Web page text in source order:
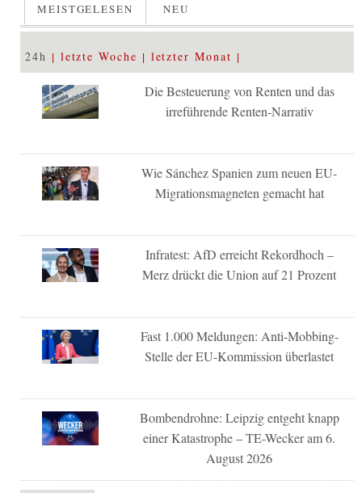
MEISTGELESEN NEU
24h letzte Woche letzter Monat
Die Besteuerung von Renten und das
irreführende Renten-Narrativ
Wie Sánchez Spanien zum neuen EU-
Migrationsmagneten gemacht hat
Infratest: AfD erreicht Rekordhoch –
Merz drückt die Union auf 21 Prozent
Fast 1.000 Meldungen: Anti-Mobbing-
Stelle der EU-Kommission überlastet
Bombendrohne: Leipzig entgeht knapp
einer Katastrophe – TE-Wecker am 6.
August 2026